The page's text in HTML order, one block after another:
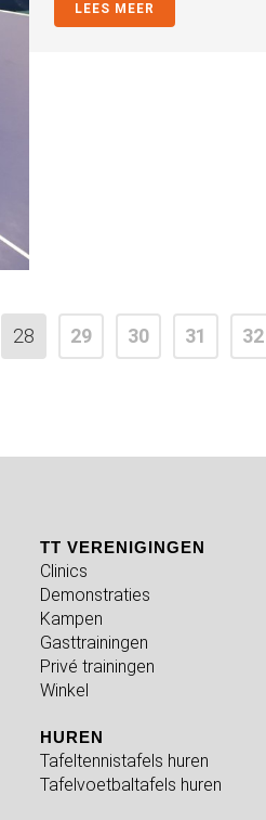
LEES MEER
28 29 30 31 32
TT VERENIGINGEN
Clinics
Demonstraties
Kampen
Gasttrainingen
Privé trainingen
Winkel
HUREN
Tafeltennistafels huren
Tafelvoetbaltafels huren